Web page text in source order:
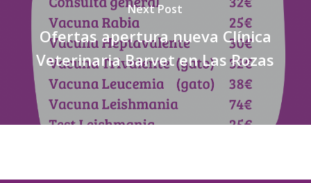
Next Post
Ofertas apertura nueva Clínica
Veterinaria Barvet en Las Rozas